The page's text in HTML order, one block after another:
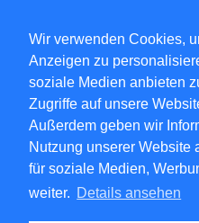
Wir verwenden Cookies,
Anzeigen zu
soziale Medien anbieten
Zugriffe auf unsere
Außerdem geben wir
Nutzung unserer Website
für soziale Medien,
weiter. Details ansehen